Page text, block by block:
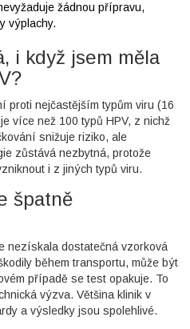
žádnou přípravu,
výplachy.
i když jsem měla
proti nejčastějším typům viru (16
více než 100 typů HPV, z nichž
snižuje riziko, ale
zůstává nezbytná, protože
i z jiných typů viru.
špatně
nezískala dostatečná vzorková
během transportu, může být
případě se test opakuje. To
výzva. Většina klinik v
a výsledky jsou spolehlivé.